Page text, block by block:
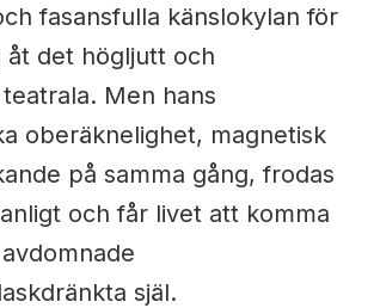
fasansfulla känslokylan för
åt det högljutt och
Men hans
oberäknelighet, magnetisk
på samma gång, frodas
och får livet att komma
själ.